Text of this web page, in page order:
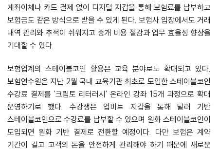
계좌이체나 카드 결제 없이 디지털 지갑을 통해 보험료를 납부하고
보험금도 같은 방식으로 받을 수 있게 된다. 보험사 입장에서도 거래
내역 관리와 추적이 쉬워지고 중개 비용 절감과 업무 효율성 향상을
기대할 수 있다.
보험업계의 스테이블코인 활용은 교육 분야로도 확대되고 있다.
보험연수원은 지난 2월 국내 교육기관 최초로 도입한 스테이블코인
수강료 결제를 '크립토 리터러시' 온라인 강좌 15개 과정으로 확대
운영하기로 했다. 수강생은 업비트 지갑을 통해 달러 기반
스테이블코인으로 수강료를 납부할 수 있으며 원화 스테이블코인이
도입되면 원화 기반 결제로 전환할 예정이다. 다만 보험은 계약
기간이 길고 고객의 돈을 안전하게 관리해야 하기 때문에 새로운